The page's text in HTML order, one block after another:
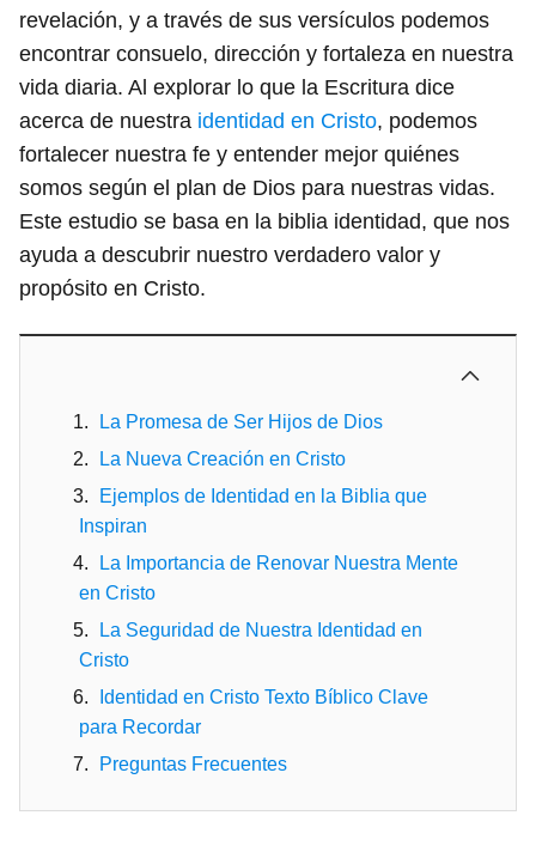
revelación, y a través de sus versículos podemos
encontrar consuelo, dirección y fortaleza en nuestra
vida diaria. Al explorar lo que la Escritura dice
acerca de nuestra identidad en Cristo, podemos
fortalecer nuestra fe y entender mejor quiénes
somos según el plan de Dios para nuestras vidas.
Este estudio se basa en la biblia identidad, que nos
ayuda a descubrir nuestro verdadero valor y
propósito en Cristo.
La Promesa de Ser Hijos de Dios
La Nueva Creación en Cristo
Ejemplos de Identidad en la Biblia que
Inspiran
La Importancia de Renovar Nuestra Mente
en Cristo
La Seguridad de Nuestra Identidad en
Cristo
Identidad en Cristo Texto Bíblico Clave
para Recordar
Preguntas Frecuentes